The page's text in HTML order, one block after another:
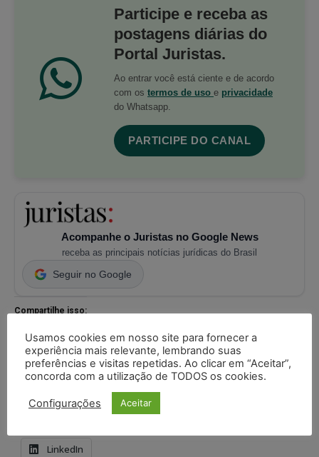
Participe e receba as
postagens diárias do
Portal Juristas.
Ao entrar você está ciente e de acordo
com os termos de uso e privacidade
do Whatsapp.
PARTICIPE DO CANAL
Acompanhe o Juristas no Google News
receba as principais notícias jurídicas do Brasil
Seguir no Google
Compartilhe isso:
X Imprimir WhatsApp
Threads Facebook Telegram
Tumblr
LinkedIn
Usamos cookies em nosso site para fornecer a
experiência mais relevante, lembrando suas
preferências e visitas repetidas. Ao clicar em “Aceitar”,
concorda com a utilização de TODOS os cookies.
Configurações Aceitar